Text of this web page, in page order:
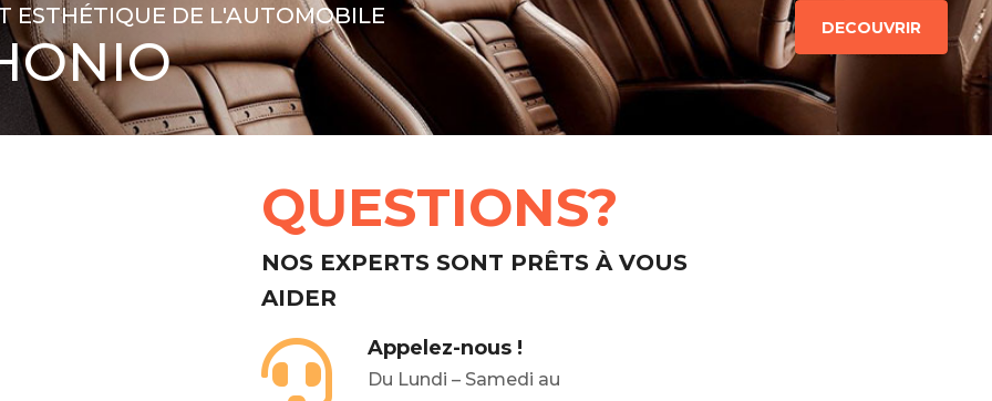
ESTHÉTIQUE DE L'AUTOMOBILE DECOUVRIR
QUESTIONS?
NOS EXPERTS SONT PRÊTS À VOUS
AIDER
Appelez-nous !
Du Lundi – Samedi au